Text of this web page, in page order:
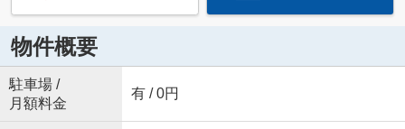
物件概要
駐車場 /
月額料金
有 / 0円